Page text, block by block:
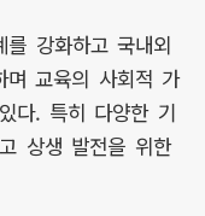
를 강화하고 국내외
며 교육의 사회적 가
다. 특히 다양한 기
상생 발전을 위한